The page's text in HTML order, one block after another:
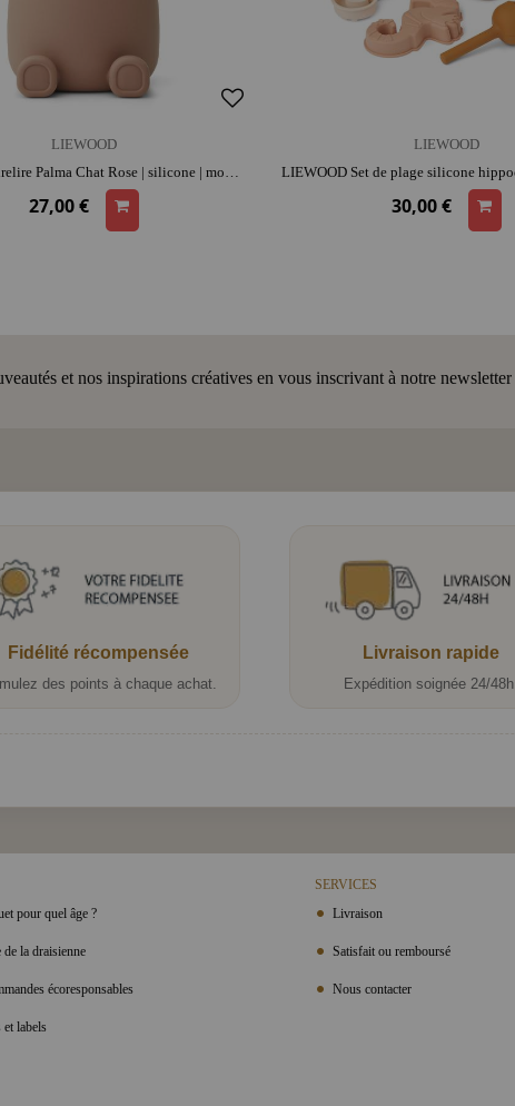
LIEWOOD
27,00 €
LIEWOOD
30,00 €
et nos inspirations créatives en vous inscrivant à notre newsletter
Fidélité récompensée
des points à chaque achat.
Livraison rapide
Expédition soignée 24/48h.
pour quel âge ?
la draisienne
écoresponsables
et labels
SERVICES
Livraison
Satisfait ou remboursé
Nous contacter